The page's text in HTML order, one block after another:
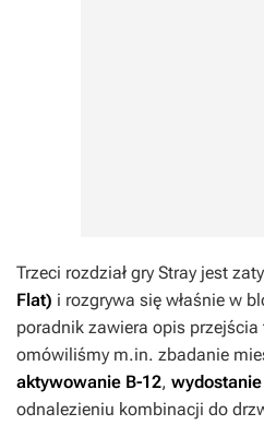
Trzeci rozdział gry Stray jest
Flat) i rozgrywa się właśnie w
poradnik zawiera opis
omówiliśmy m.in. zbadanie
aktywowanie B-12,
odnalezieniu kombinacji do